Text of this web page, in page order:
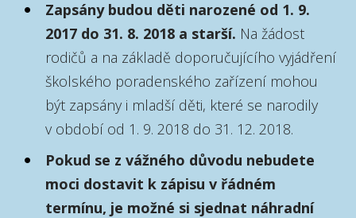
Zapsány budou děti narozené od 1. 9.
2017 do 31. 8. 2018 a starší. Na žádost
rodičů a na základě doporučujícího vyjádření
školského poradenského zařízení mohou
být zapsány i mladší děti, které se narodily
v období od 1. 9. 2018 do 31. 12. 2018.
Pokud se z vážného důvodu nebudete
moci dostavit k zápisu v řádném
termínu, je možné si sjednat náhradní